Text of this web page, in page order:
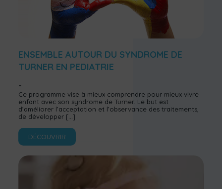
ENSEMBLE AUTOUR DU SYNDROME DE
TURNER EN PEDIATRIE
Ce programme vise à mieux comprendre pour mieux vivre
enfant avec son syndrome de Turner. Le but est
d’améliorer l’acceptation et l’observance des traitements,
de développer[…]
DÉCOUVRIR